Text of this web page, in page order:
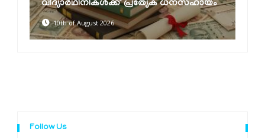
പരിചരണ സംഗമം
10th of August 2026
Follow Us